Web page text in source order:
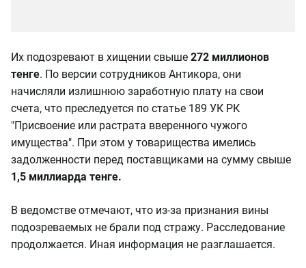
Их подозревают в хищении свыше 272 миллионов
тенге. По версии сотрудников Антикора, они
начисляли излишнюю заработную плату на свои
счета, что преследуется по статье 189 УК РК
"Присвоение или растрата вверенного чужого
имущества". При этом у товарищества имелись
задолженности перед поставщиками на сумму свыше
1,5 миллиарда тенге.
В ведомстве отмечают, что из-за признания вины
подозреваемых не брали под стражу. Расследование
продолжается. Иная информация не разглашается.